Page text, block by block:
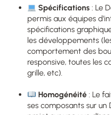
Spécifications: Le
permis aux équipes
spécifications
les développements
comportement des
responsive, toutes les
grille, etc).
Homogénéité: Le
ses composants sur